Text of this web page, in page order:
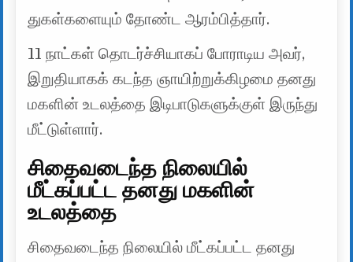
துகள்களையும் தோண்ட ஆரம்பித்தார்.
11 நாட்கள் தொடர்ச்சியாகப் போராடிய அவர்,
இறுதியாகக் கடந்த ஞாயிற்றுக்கிழமை தனது
மகளின் உடலத்தை இடிபாடுகளுக்குள் இருந்து
மீட்டுள்ளார்.
சிதைவடைந்த நிலையில்
மீட்கப்பட்ட தனது மகளின்
உடலத்தை
சிதைவடைந்த நிலையில் மீட்கப்பட்ட தனது